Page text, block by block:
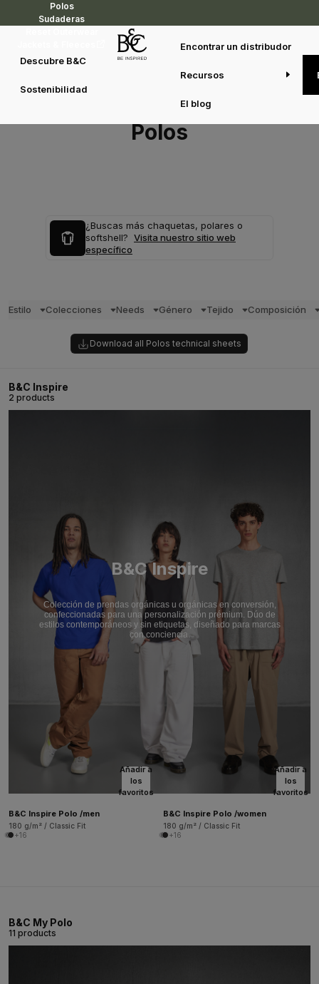
Polos
Sudaderas
Descubre B&C
Sostenibilidad
Encontrar un distribudor
Recursos
El blog
Polos
¿Buscas más chaquetas, polares o
softshell? Visita nuestro sitio web
específico
Estilo Colecciones Needs Género Tejido Composición
Download all Polos technical sheets
B&C Inspire
2 products
B&C Inspire
Colección de prendas orgánicas u orgánicas en conversión,
confeccionadas para una personalización prémium. Dúo de
estilos contemporáneos y sin etiquetas, diseñado para marcas
con conciencia.
Añadir a
los
favoritos
B&C Inspire Polo /men
180 g/m² / Classic Fit
+16
Añadir a
los
favoritos
B&C Inspire Polo /women
180 g/m² / Classic Fit
+16
B&C My Polo
11 products